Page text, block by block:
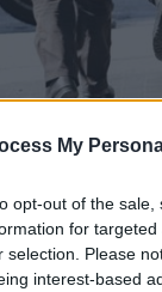
My
opt-out of the
for
selection. Please
interest-based
ΓΙΑΝΝΗΣ)
το ΕΘΝΟΣ στη